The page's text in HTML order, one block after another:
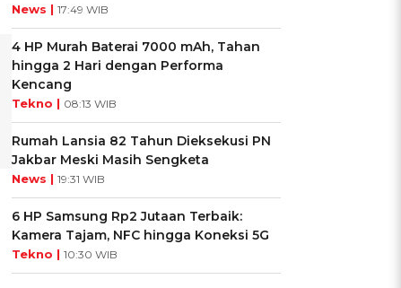
News | 17:49 WIB
4 HP Murah Baterai 7000 mAh, Tahan
hingga 2 Hari dengan Performa
Kencang
Tekno | 08:13 WIB
Rumah Lansia 82 Tahun Dieksekusi PN
Jakbar Meski Masih Sengketa
News | 19:31 WIB
6 HP Samsung Rp2 Jutaan Terbaik:
Kamera Tajam, NFC hingga Koneksi 5G
Tekno | 10:30 WIB